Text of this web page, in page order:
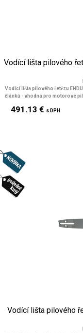
Vodící lišta pilového
Vodící lišta pilového řetězu
článků - vhodná pro motorové
491.13 € s DPH
Vodící lišta pilového